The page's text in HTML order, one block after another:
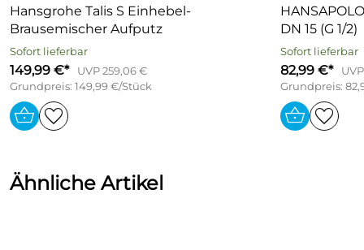
Hansgrohe Talis S Einhebel-
Brausemischer Aufputz
Sofort lieferbar
149,99 €*
UVP 259,06 €
Grundpreis: 149,99 €/Stück
HANSAPOLO Einhand-Brause-Batterie,
DN 15 (G 1/2)
Sofort lieferbar
82,99 €*
Grundpreis:
Ähnliche Artikel